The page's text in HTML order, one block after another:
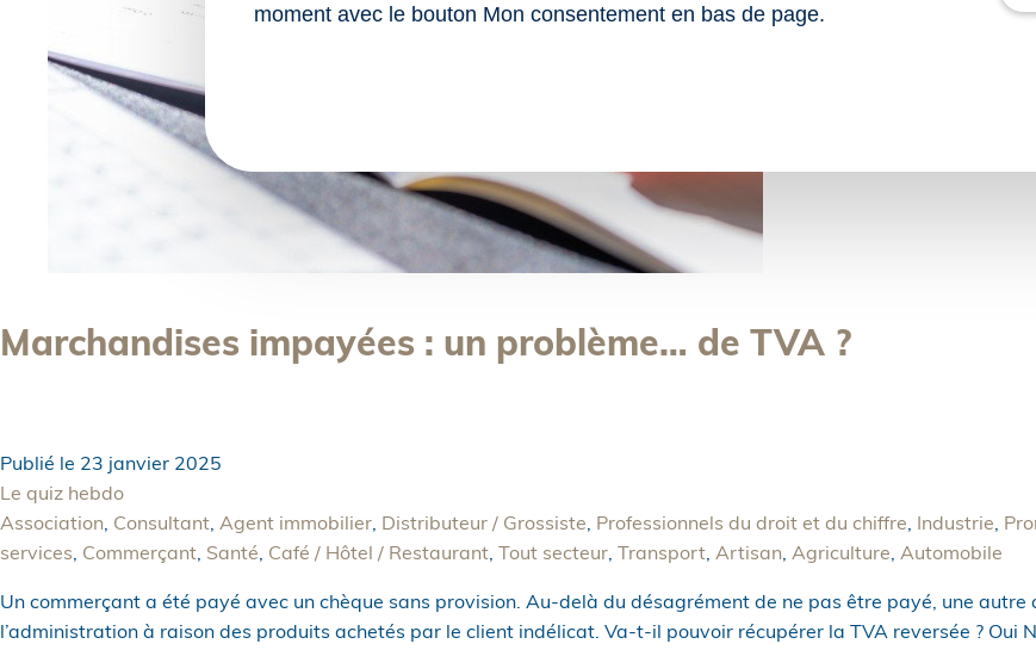
Marchandises impayées : un problème… de TVA ?
Publié le 23 janvier 2025
Le quiz hebdo
Association, Consultant, Agent immobilier, Distributeur / Grossiste, Professionnels du droit et du chiffre, Industrie,
services, Commerçant, Santé, Café / Hôtel / Restaurant, Tout secteur, Transport, Artisan, Agriculture, Automobile
Un commerçant a été payé avec un chèque sans provision. Au-delà du désagrément de ne pas être payé, une
l’administration à raison des produits achetés par le client indélicat. Va-t-il pouvoir récupérer la TVA reversée ? Oui
moment avec le bouton Mon consentement en bas de page.